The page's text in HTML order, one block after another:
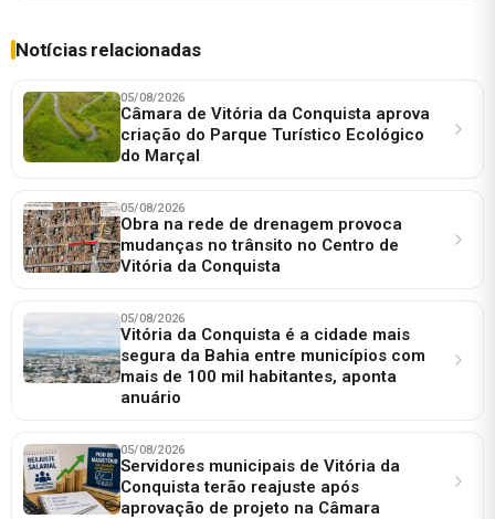
Notícias relacionadas
05/08/2026
Câmara de Vitória da Conquista aprova
criação do Parque Turístico Ecológico
do Marçal
05/08/2026
Obra na rede de drenagem provoca
mudanças no trânsito no Centro de
Vitória da Conquista
05/08/2026
Vitória da Conquista é a cidade mais
segura da Bahia entre municípios com
mais de 100 mil habitantes, aponta
anuário
05/08/2026
Servidores municipais de Vitória da
Conquista terão reajuste após
aprovação de projeto na Câmara